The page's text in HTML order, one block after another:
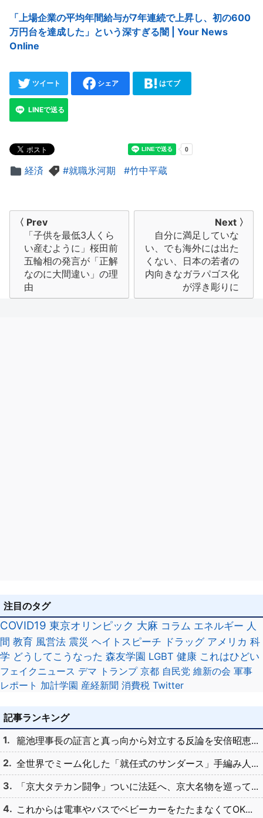
「上場企業の平均年間給与が7年連続で上昇し、初の600
万円台を達成した」という深すぎる闇 | Your News
Online
ツイート シェア はてブ
LINEで送る
経済 就職氷河期 竹中平蔵
〈 Prev
「子供を最低3人くら
い産むように」桜田前
五輪相の発言が「正解
なのに大間違い」の理
由
Next 〉
自分に満足していな
い、でも海外には出た
くない、日本の若者の
内向きなガラパゴス化
が浮き彫りに
注目のタグ
COVID19 東京オリンピック 大麻 コラム エネルギー 人
間 教育 風営法 震災 ヘイトスピーチ ドラッグ アメリカ 科
学 どうしてこうなった 森友学園 LGBT 健康 これはひどい
フェイクニュース デマ トランプ 京都 自民党 維新の会 軍事
レポート 加計学園 産経新聞 消費税 Twitter
記事ランキング
籠池理事長の証言と真っ向から対立する反論を安倍昭恵...
全世界でミーム化した「就任式のサンダース」手編み人...
「京大タテカン闘争」ついに法廷へ、京大名物を巡って...
これからは電車やバスでベビーカーをたたまなくてOK...